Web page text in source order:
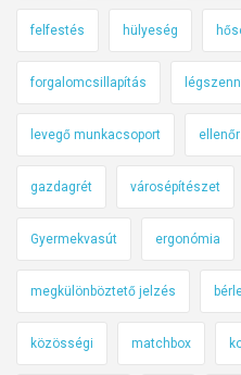
felfestés hülyeség
forgalomcsillapítás
levegő munkacsoport
gazdagrét városépítészet
Gyermekvasút ergonómia
megkülönböztető jelzés
közösségi matchbox